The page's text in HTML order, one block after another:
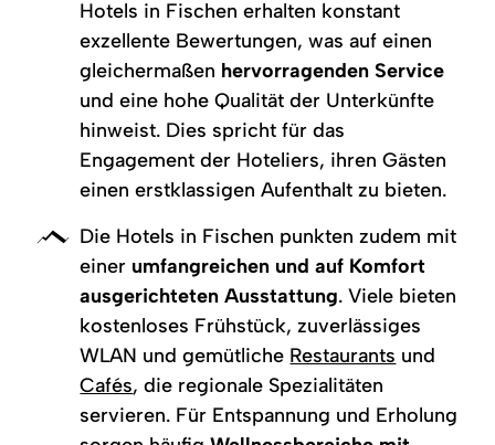
Hotels in Fischen erhalten konstant
exzellente Bewertungen, was auf einen
gleichermaßen hervorragenden Service
und eine hohe Qualität der Unterkünfte
hinweist. Dies spricht für das
Engagement der Hoteliers, ihren Gästen
einen erstklassigen Aufenthalt zu bieten.
Die Hotels in Fischen punkten zudem mit
einer umfangreichen und auf Komfort
ausgerichteten Ausstattung. Viele bieten
kostenloses Frühstück, zuverlässiges
WLAN und gemütliche Restaurants und
Cafés, die regionale Spezialitäten
servieren. Für Entspannung und Erholung